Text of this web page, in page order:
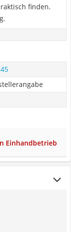
finden.
Einhandbetrieb